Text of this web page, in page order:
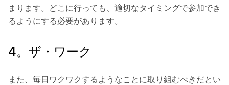
まります。どこに行っても、適切なタイミングで参加でき
るようにする必要があります。
4。ザ・ワーク
また、毎日ワクワクするようなことに取り組むべきだとい